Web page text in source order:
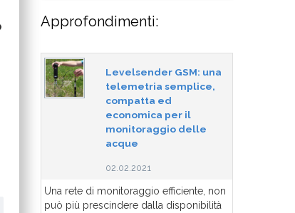
Approfondimenti:
Levelsender GSM: una
telemetria semplice,
compatta ed
economica per il
monitoraggio delle
acque
02.02.2021
Una rete di monitoraggio efficiente, non
può più prescindere dalla disponibilità